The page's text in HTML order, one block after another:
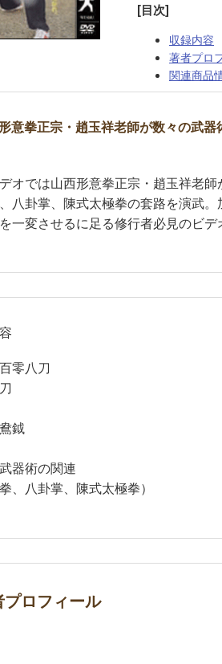
[目次]
収録内容
著者プロ
関連商品
意拳正宗・趙玉祥老師が数々の武
オでは山西形意拳正宗・趙玉祥老
八卦掌、陳式太極拳の套路を演武
一変させるに足る修行者必見のビデ
零八刀
鉞
器術の関連
拳、八卦掌、陳式太極拳）
プロフィール